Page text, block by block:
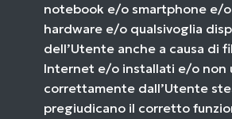
notebook e/o smartphone e/
hardware e/o qualsivoglia
dell’Utente anche a causa di
Internet e/o installati e/o non
correttamente dall’Utente
pregiudicano il corretto